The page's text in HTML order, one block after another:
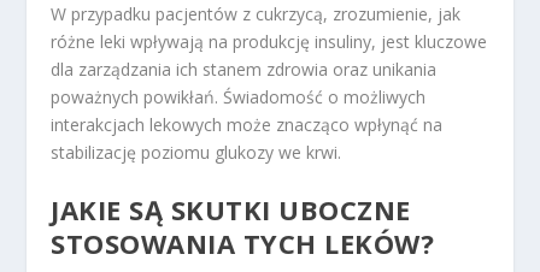
W przypadku pacjentów z cukrzycą, zrozumienie, jak
różne leki wpływają na produkcję insuliny, jest kluczowe
dla zarządzania ich stanem zdrowia oraz unikania
poważnych powikłań. Świadomość o możliwych
interakcjach lekowych może znacząco wpłynąć na
stabilizację poziomu glukozy we krwi.
JAKIE SĄ SKUTKI UBOCZNE
STOSOWANIA TYCH LEKÓW?